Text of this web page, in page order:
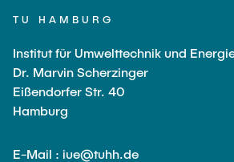
TU HAMBURG
Institut für Umwelttechnik und
Dr. Marvin Scherzinger
Eißendorfer Str. 40
Hamburg
E-Mail : iue@tuhh.de